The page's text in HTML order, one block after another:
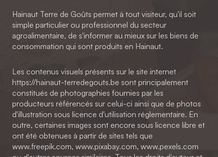
Hainaut Terre de Goûts permet à tout visiteur, qu'il soit
simple particulier ou professionnel du secteur
agroalimentaire, de s'informer au mieux sur les biens de
consommation qui sont produits en Hainaut.
Les contenus visuels présents sur le site internet
https://hainaut-terredegouts.be sont principalement
constitués de photographies fournies par les
producteurs référencés sur celui-ci ainsi que de photos
d'illustration sous licence d'utilisation réglementaire. En
outre, certaines images sont encore sous licence libre et
ont été obtenues à partir de sites tels que
www.freepik.com, www.pixabay.com, www.pexels.com